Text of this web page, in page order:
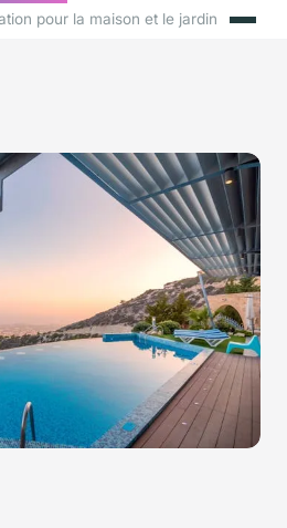
pour la maison et le jardin